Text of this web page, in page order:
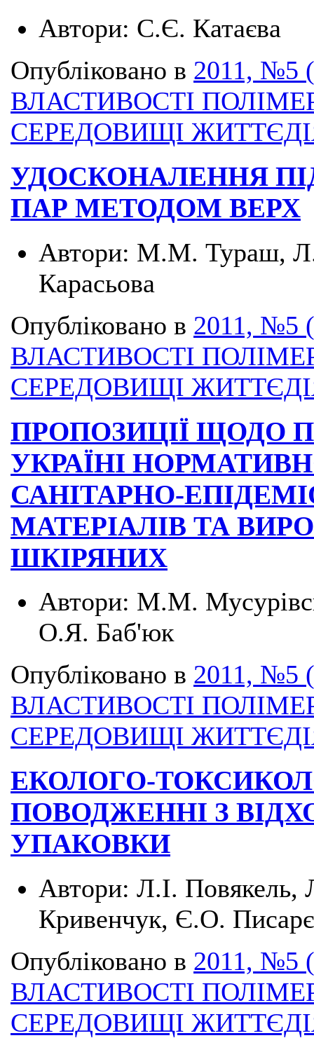
Автори: С.Є. Катаєва
Опубліковано в 2011, №5
ВЛАСТИВОСТІ
СЕРЕДОВИЩІ
УДОСКОНАЛЕННЯ
ПАР МЕТОДОМ ВЕРХ
Автори: М.М. Тураш,
Карасьова
Опубліковано в 2011, №5
ВЛАСТИВОСТІ
СЕРЕДОВИЩІ
ПРОПОЗИЦІЇ ЩОДО
УКРАЇНІ
САНІТАРНО-
МАТЕРІАЛІВ ТА
ШКІРЯНИХ
Автори: М.М.
О.Я. Баб'юк
Опубліковано в 2011, №5
ВЛАСТИВОСТІ
СЕРЕДОВИЩІ
ЕКОЛОГО-
ПОВОДЖЕННІ З
УПАКОВКИ
Автори: Л.І.
Кривенчук, Є.О.
Опубліковано в 2011, №5
ВЛАСТИВОСТІ
СЕРЕДОВИЩІ